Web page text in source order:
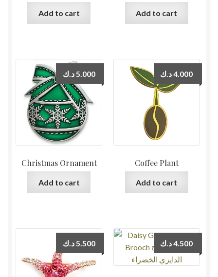
Add to cart Add to cart
Christmas Ornament
5.000د.ك
Add to cart
Coffee Plant
4.000د.ك
Add to cart
5.500د.ك 4.500د.ك